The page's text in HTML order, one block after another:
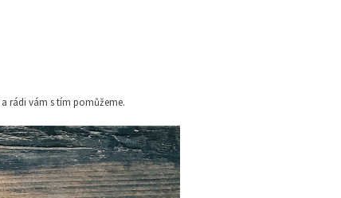
rádi vám s tím pomůžeme.